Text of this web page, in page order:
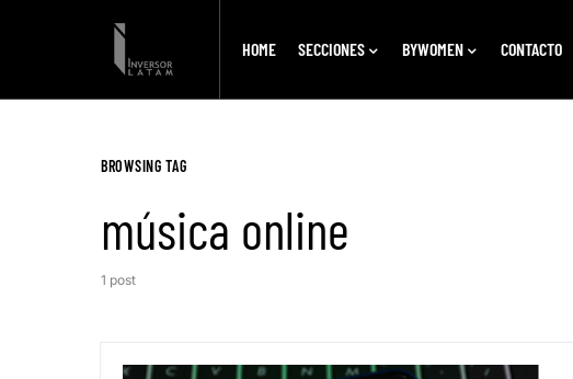
HOME SECCIONES BYWOMEN CONTACTO
BROWSING TAG
música online
1 post